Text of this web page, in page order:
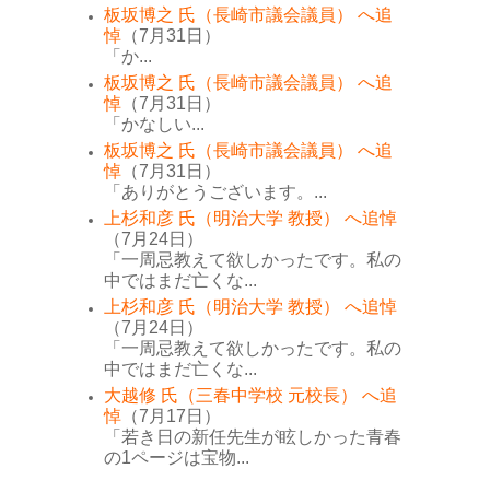
板坂博之 氏（長崎市議会議員） へ追
悼 （7月31日）
「か...
板坂博之 氏（長崎市議会議員） へ追
悼 （7月31日）
「かなしい...
板坂博之 氏（長崎市議会議員） へ追
悼 （7月31日）
「ありがとうございます。...
上杉和彦 氏（明治大学 教授） へ追悼
（7月24日）
「一周忌教えて欲しかったです。私の
中ではまだ亡くな...
上杉和彦 氏（明治大学 教授） へ追悼
（7月24日）
「一周忌教えて欲しかったです。私の
中ではまだ亡くな...
大越修 氏（三春中学校 元校長） へ追
悼 （7月17日）
「若き日の新任先生が眩しかった青春
の1ページは宝物...